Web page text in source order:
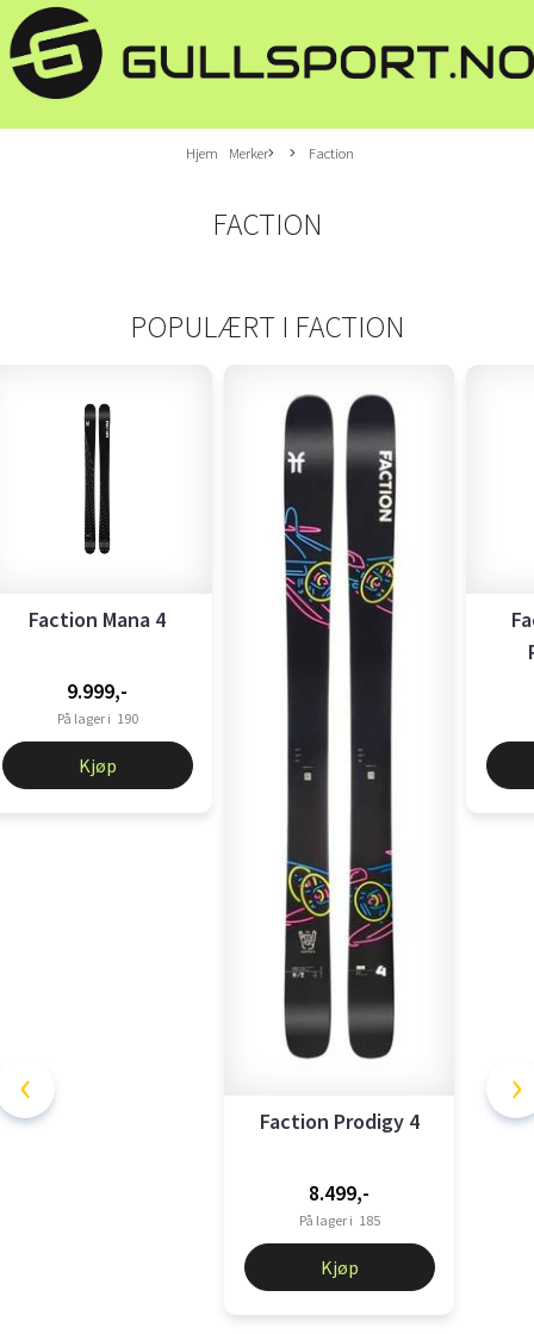
Hjem Merker Faction
FACTION
POPULÆRT I FACTION
Faction Mana 4
9.999,-
På lager i 190
Kjøp
Faction Prodigy 4
8.499,-
På lager i 185
Kjøp
‹ ›